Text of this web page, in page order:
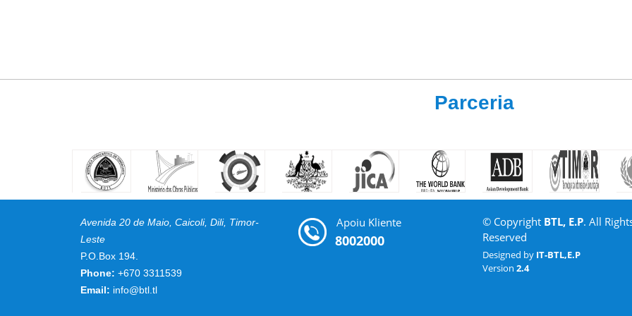
Parceria
Avenida 20 de Maio, Caicoli, Dili, Timor-
Leste
P.O.Box 194.
Phone: +670 3311539
Email: info@btl.tl
Apoiu Kliente
8002000
© Copyright BTL, E.P. All
Reserved
Designed by IT-BTL,E.P
Version 2.4